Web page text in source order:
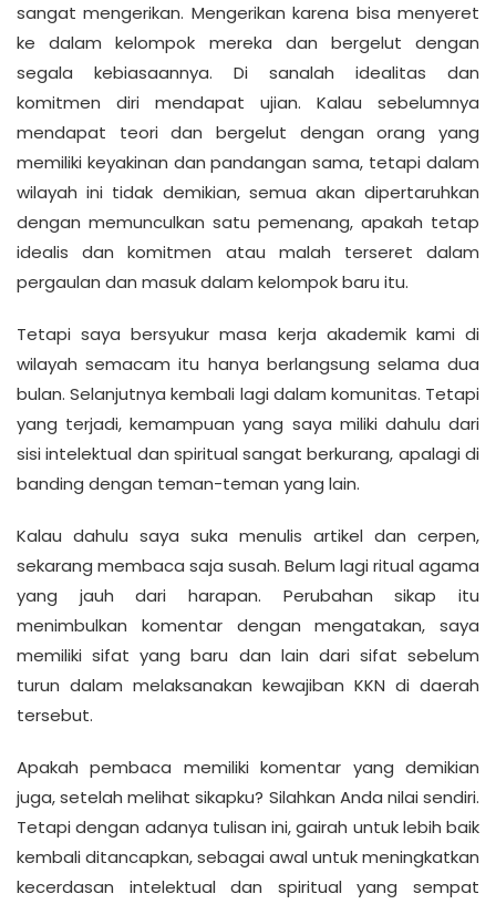
sangat mengerikan. Mengerikan karena bisa menyeret
ke dalam kelompok mereka dan bergelut dengan
segala kebiasaannya. Di sanalah idealitas dan
komitmen diri mendapat ujian. Kalau sebelumnya
mendapat teori dan bergelut dengan orang yang
memiliki keyakinan dan pandangan sama, tetapi dalam
wilayah ini tidak demikian, semua akan dipertaruhkan
dengan memunculkan satu pemenang, apakah tetap
idealis dan komitmen atau malah terseret dalam
pergaulan dan masuk dalam kelompok baru itu.
Tetapi saya bersyukur masa kerja akademik kami di
wilayah semacam itu hanya berlangsung selama dua
bulan. Selanjutnya kembali lagi dalam komunitas. Tetapi
yang terjadi, kemampuan yang saya miliki dahulu dari
sisi intelektual dan spiritual sangat berkurang, apalagi di
banding dengan teman-teman yang lain.
Kalau dahulu saya suka menulis artikel dan cerpen,
sekarang membaca saja susah. Belum lagi ritual agama
yang jauh dari harapan. Perubahan sikap itu
menimbulkan komentar dengan mengatakan, saya
memiliki sifat yang baru dan lain dari sifat sebelum
turun dalam melaksanakan kewajiban KKN di daerah
tersebut.
Apakah pembaca memiliki komentar yang demikian
juga, setelah melihat sikapku? Silahkan Anda nilai sendiri.
Tetapi dengan adanya tulisan ini, gairah untuk lebih baik
kembali ditancapkan, sebagai awal untuk meningkatkan
kecerdasan intelektual dan spiritual yang sempat